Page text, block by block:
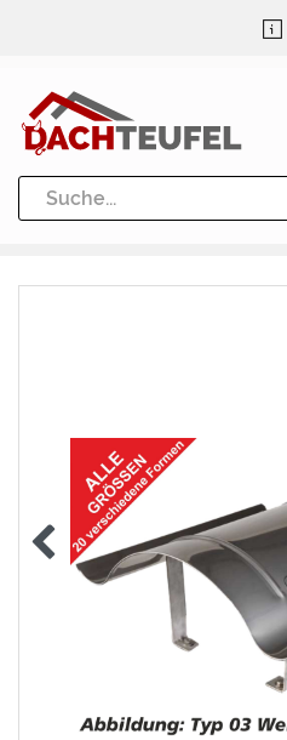
Dachrinne und Fallrohre
Werkzeuge und Löttechnik